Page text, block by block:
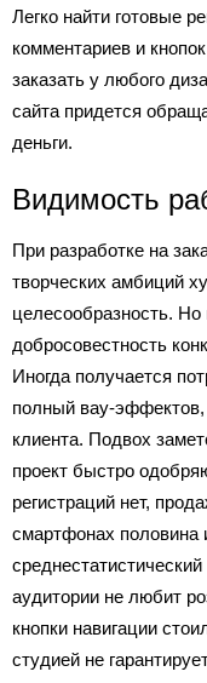
Легко найти готовые
комментариев и
заказать у любого
сайта придется
деньги.
Видимость
При разработке на
творческих амбиций
целесообразность. Но
добросовестность
Иногда получается
полный вау-
клиента. Подвох
проект быстро
регистраций нет,
смартфонах половина
аудитории не любит
кнопки навигации
студией не